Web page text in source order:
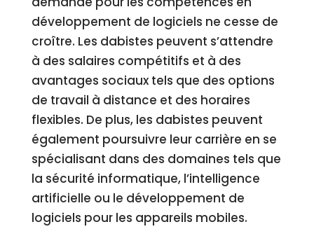
développement de logiciels ne cesse de
croître. Les dabistes peuvent s’attendre
à des salaires compétitifs et à des
avantages sociaux tels que des options
de travail à distance et des horaires
flexibles. De plus, les dabistes peuvent
également poursuivre leur carrière en se
spécialisant dans des domaines tels que
la sécurité informatique, l’intelligence
artificielle ou le développement de
logiciels pour les appareils mobiles.